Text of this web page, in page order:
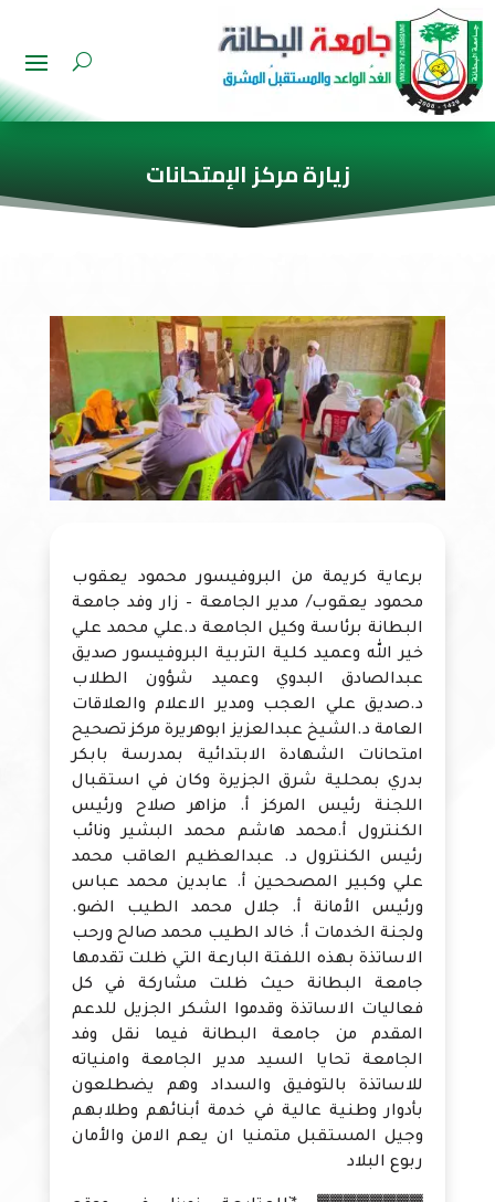
زيارة مركز الإمتحانات
برعاية كريمة من البروفيسور محمود يعقوب
محمود يعقوب/ مدير الجامعة – زار وفد جامعة
البطانة برئاسة وكيل الجامعة د.علي محمد علي
خير الله وعميد كلية التربية البروفيسور صديق
عبدالصادق البدوي وعميد شؤون الطلاب
د.صديق علي العجب ومدير الاعلام والعلاقات
العامة د.الشيخ عبدالعزيز ابوهريرة مركز تصحيح
امتحانات الشهادة الابتدائية بمدرسة بابكر
بدري بمحلية شرق الجزيرة وكان في استقبال
اللجنة رئيس المركز أ. مزاهر صلاح ورئيس
الكنترول أ.محمد هاشم محمد البشير ونائب
رئيس الكنترول د. عبدالعظيم العاقب محمد
علي وكبير المصححين أ. عابدين محمد عباس
ورئيس الأمانة أ. جلال محمد الطيب الضو.
ولجنة الخدمات أ. خالد الطيب محمد صالح ورحب
الاساتذة بهذه اللفتة البارعة التي ظلت تقدمها
جامعة البطانة حيث ظلت مشاركة في كل
فعاليات الاساتذة وقدموا الشكر الجزيل للدعم
المقدم من جامعة البطانة فيما نقل وفد
الجامعة تحايا السيد مدير الجامعة وامنياته
للاساتذة بالتوفيق والسداد وهم يضطلعون
بأدوار وطنية عالية في خدمة أبنائهم وطلابهم
وجيل المستقبل متمنيا ان يعم الامن والأمان
ربوع البلاد